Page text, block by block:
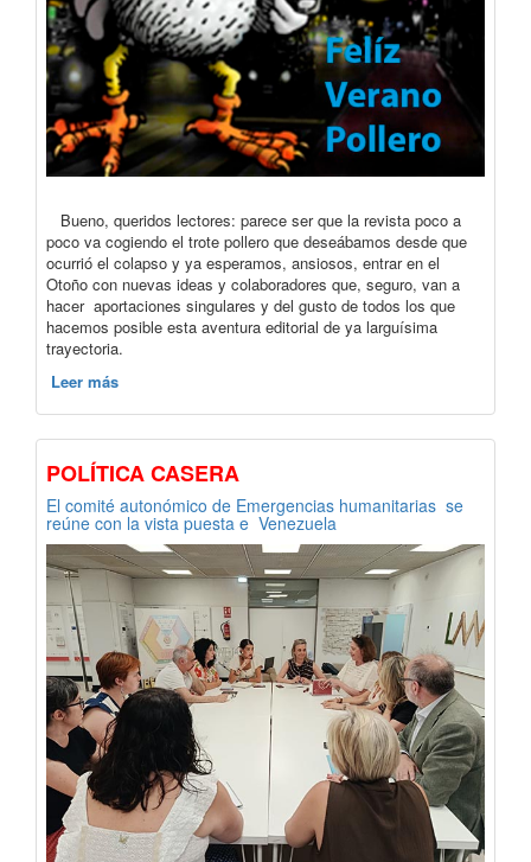
Bueno, queridos lectores: parece ser que la revista poco a
poco va cogiendo el trote pollero que deseábamos desde que
ocurrió el colapso y ya esperamos, ansiosos, entrar en el
Otoño con nuevas ideas y colaboradores que, seguro, van a
hacer aportaciones singulares y del gusto de todos los que
hacemos posible esta aventura editorial de ya larguísima
trayectoria.
Leer más
POLÍTICA CASERA
El comité autonómico de Emergencias humanitarias se
reúne con la vista puesta e Venezuela